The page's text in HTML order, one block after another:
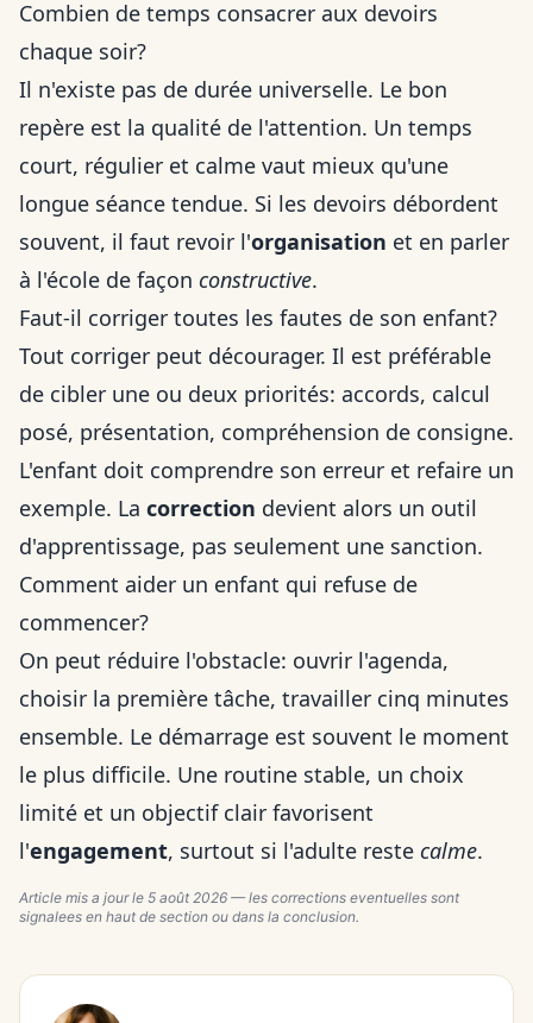
Combien de temps consacrer aux devoirs
chaque soir?
Il n'existe pas de durée universelle. Le bon
repère est la qualité de l'attention. Un temps
court, régulier et calme vaut mieux qu'une
longue séance tendue. Si les devoirs débordent
souvent, il faut revoir l'organisation et en parler
à l'école de façon constructive.
Faut-il corriger toutes les fautes de son enfant?
Tout corriger peut décourager. Il est préférable
de cibler une ou deux priorités: accords, calcul
posé, présentation, compréhension de consigne.
L'enfant doit comprendre son erreur et refaire un
exemple. La correction devient alors un outil
d'apprentissage, pas seulement une sanction.
Comment aider un enfant qui refuse de
commencer?
On peut réduire l'obstacle: ouvrir l'agenda,
choisir la première tâche, travailler cinq minutes
ensemble. Le démarrage est souvent le moment
le plus difficile. Une routine stable, un choix
limité et un objectif clair favorisent
l'engagement, surtout si l'adulte reste calme.
Article mis a jour le 5 août 2026 — les corrections eventuelles sont
signalees en haut de section ou dans la conclusion.